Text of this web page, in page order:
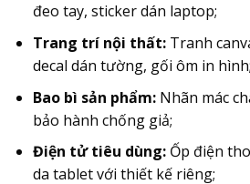
đeo tay, sticker dán laptop;
Trang trí nội thất:Tranh
decal dán tường, gối ôm in hình;
Bao bì sản phẩm:Nhãn mác
bảo hành chống giả;
Điện tử tiêu dùng:Ốp điện
da tablet với thiết kế riêng;